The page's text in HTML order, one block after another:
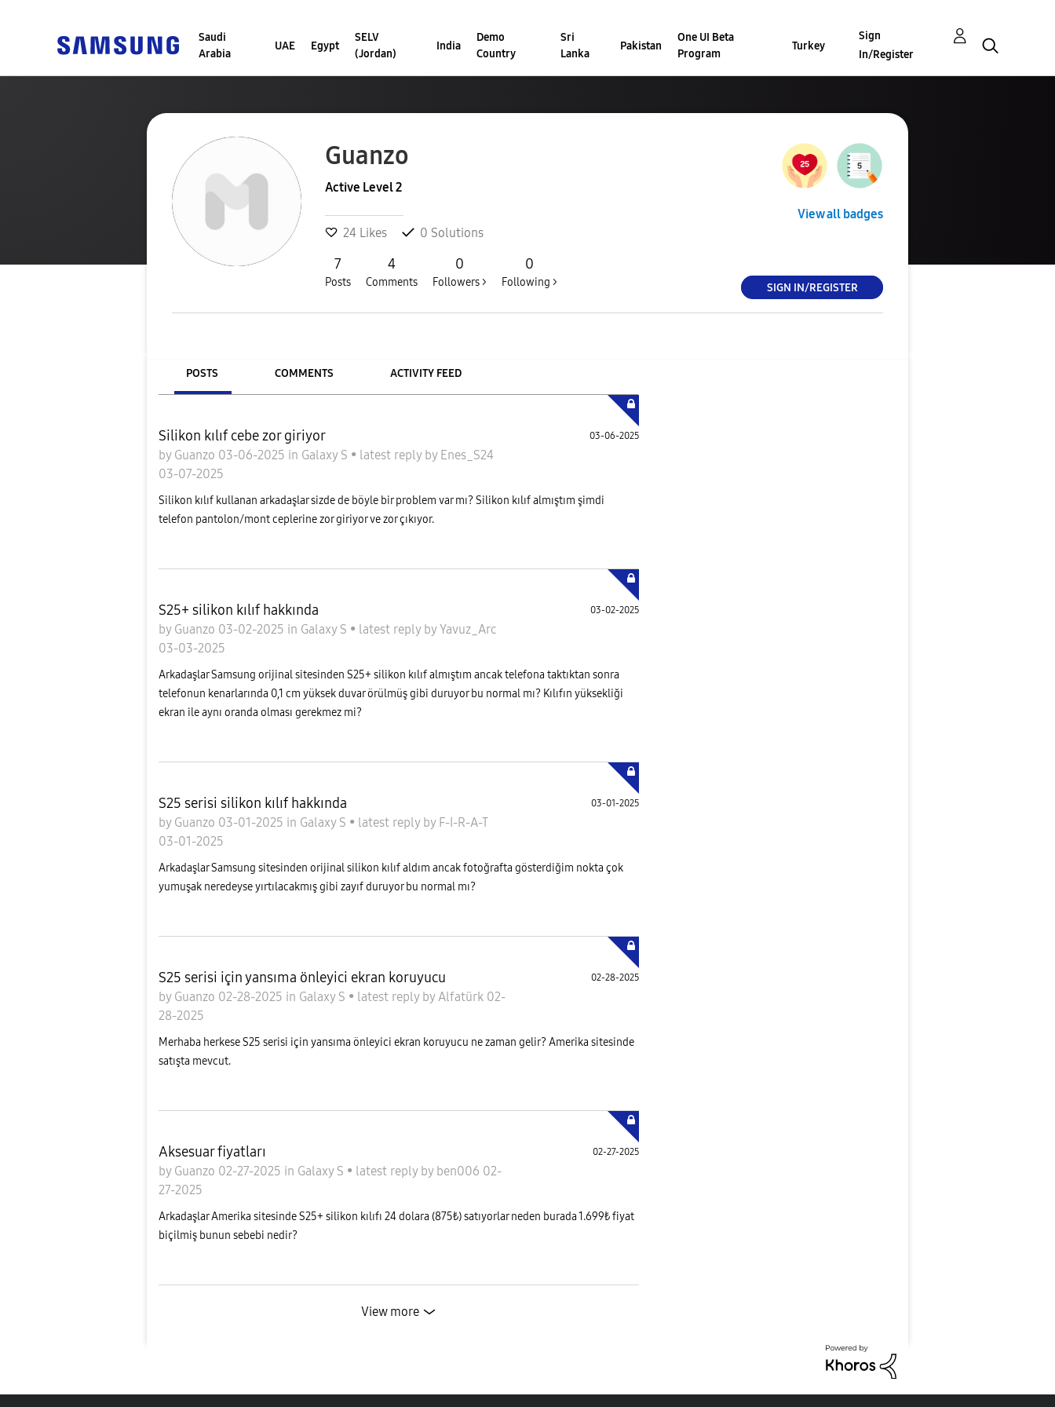
Saudi
Arabia
UAE Egypt
SELV
(Jordan)
India
Demo
Country
Sri
Lanka
Pakistan
One UI Beta
Program
Turkey
Sign
In/Register
Guanzo
Active Level 2
24 Likes 0 Solutions
7
Posts
4
Comments
0
Followers >
0
Following >
View all badges
SIGN IN/REGISTER
POSTS COMMENTS ACTIVITY FEED
Silikon kılıf cebe zor giriyor
by Guanzo 03-06-2025 in Galaxy S • latest reply by Enes_S24
03-07-2025
03-06-2025
Silikon kılıf kullanan arkadaşlar sizde de böyle bir problem var mı? Silikon kılıf almıştım şimdi
telefon pantolon/mont ceplerine zor giriyor ve zor çıkıyor.
S25+ silikon kılıf hakkında
by Guanzo 03-02-2025 in Galaxy S • latest reply byYavuz_Arc
03-03-2025
03-02-2025
Arkadaşlar Samsung orijinal sitesinden S25+ silikon kılıf almıştım ancak telefona taktıktan sonra
telefonun kenarlarında 0,1 cm yüksek duvar örülmüş gibi duruyor bu normal mı? Kılıfın yüksekliği
ekran ile aynı oranda olması gerekmez mi?
S25 serisi silikon kılıf hakkında
by Guanzo 03-01-2025 in Galaxy S • latest reply by F-I-R-A-T
03-01-2025
03-01-2025
Arkadaşlar Samsung sitesinden orijinal silikon kılıf aldım ancak fotoğrafta gösterdiğim nokta çok
yumuşak neredeyse yırtılacakmış gibi zayıf duruyor bu normal mı?
S25 serisi için yansıma önleyici ekran koruyucu
by Guanzo 02-28-2025 in Galaxy S • latest reply byAlfatürk 02-
28-2025
02-28-2025
Merhaba herkese S25 serisi için yansıma önleyici ekran koruyucu ne zaman gelir? Amerika sitesinde
satışta mevcut.
Aksesuar fiyatları
by Guanzo 02-27-2025 in Galaxy S • latest reply by ben006 02-
27-2025
02-27-2025
Arkadaşlar Amerika sitesinde S25+ silikon kılıfı 24 dolara (875₺) satıyorlar neden burada 1.699₺ fiyat
biçilmiş bunun sebebi nedir?
View more